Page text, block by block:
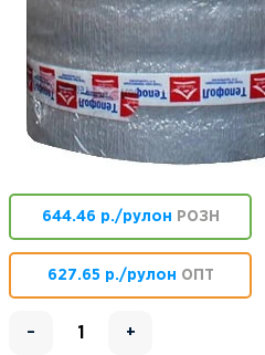
644.46 р./рулон РОЗН
627.65 р./рулон ОПТ
– +